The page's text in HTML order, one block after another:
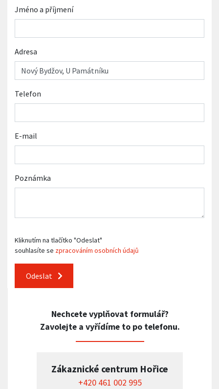
Jméno a příjmení
Adresa
Telefon
E-mail
Poznámka
Kliknutím na tlačítko "Odeslat"
souhlasíte se zpracováním osobních údajů
Odeslat
Nechcete vyplňovat formulář?
Zavolejte a vyřídíme to po telefonu.
Zákaznické centrum Hořice
+420 461 002 995